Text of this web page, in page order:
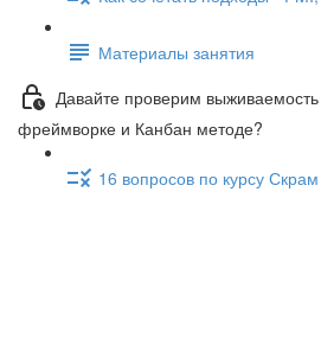
Материалы занятия
Давайте проверим
фреймворке и Канбан методе?
16 вопросов по курсу